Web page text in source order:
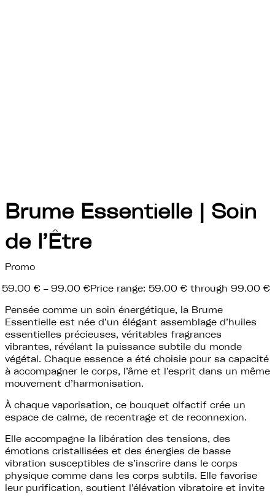
Brume Essentielle | Soin
de l’Être
Promo
59.00 € – 99.00 €Price range: 59.00 € through 99.00 €
Pensée comme un soin énergétique, la Brume
Essentielle est née d’un élégant assemblage d’huiles
essentielles précieuses, véritables fragrances
vibrantes, révélant la puissance subtile du monde
végétal. Chaque essence a été choisie pour sa capacité
à accompagner le corps, l’âme et l’esprit dans un même
mouvement d’harmonisation.
À chaque vaporisation, ce bouquet olfactif crée un
espace de calme, de recentrage et de reconnexion.
Elle accompagne la libération des tensions, des
émotions cristallisées et des énergies de basse
vibration susceptibles de s’inscrire dans le corps
physique comme dans les corps subtils. Elle favorise
leur purification, soutient l’élévation vibratoire et invite